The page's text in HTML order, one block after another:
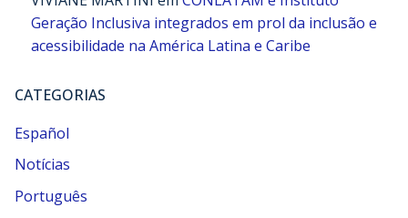
Geração Inclusiva integrados em prol da inclusão e
acessibilidade na América Latina e Caribe
CATEGORIAS
Español
Notícias
Português